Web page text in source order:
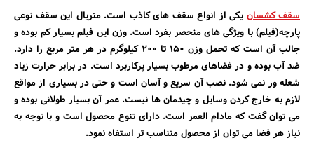
سقف کشسان یکی از انواع سقف های کاذب است. متریال این سقف نوعی
پارچه(فیلم) با ویژگی های منحصر بفرد است. وزن این فیلم بسیار کم بوده و
جالب آن است که تحمل وزن 150 تا 200 کیلوگرم در هر متر مربع را دارد.
ضد آب بوده و در فضاهای مرطوب بسیار پرکاربرد است. در برابر حرارت زیاد
شعله ور نمی شود. نصب آن سریع و آسان است و حتی در بسیاری از مواقع
لازم به خارج کردن وسایل و چیدمان ها نیست. عمر آن بسیار طولانی بوده و
می توان گفت که مادام العمر است. دارای تنوع محصول است و با توجه به
نیاز هر فضا می توان از محصول متناسب تر استفاه نمود.